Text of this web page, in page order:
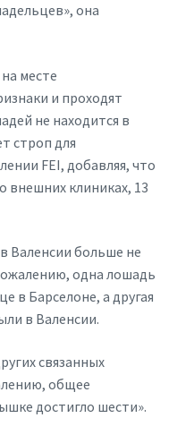
она
месте
и проходят
не находится в
строп для
FEI, добавляя, что
внешних клиниках, 13
Валенсии больше не
одна лошадь
в Барселоне, а другая
в Валенсии.
связанных
общее
достигло шести».